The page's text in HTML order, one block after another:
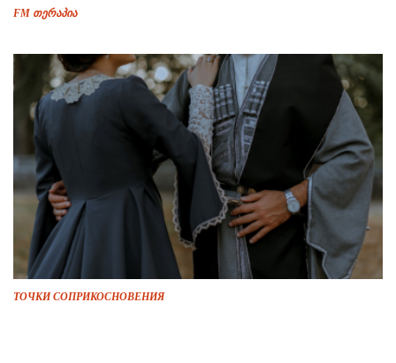
FM თერაპია
ТОЧКИ СОПРИКОСНОВЕНИЯ